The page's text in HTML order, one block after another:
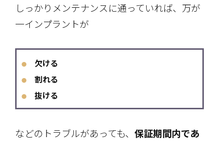
しっかりメンテナンスに通っていれば、万が
一インプラントが
● 欠ける
● 割れる
● 抜ける
などのトラブルがあっても、保証期間内であ